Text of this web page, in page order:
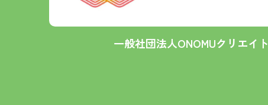
一般社団法人ONOMUクリエイト